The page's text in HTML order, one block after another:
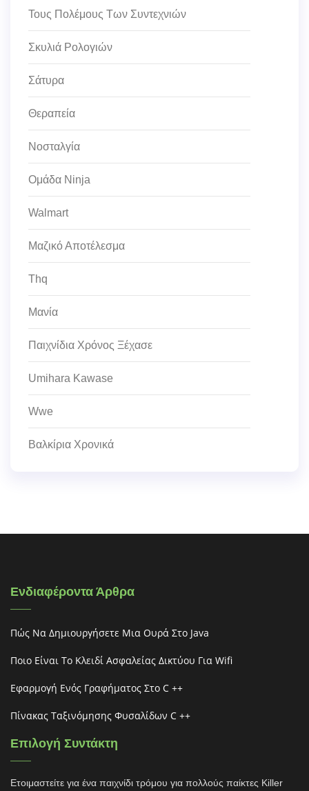
Τους Πολέμους Των Συντεχνιών
Σκυλιά Ρολογιών
Σάτυρα
Θεραπεία
Νοσταλγία
Ομάδα Ninja
Walmart
Μαζικό Αποτέλεσμα
Thq
Μανία
Παιχνίδια Χρόνος Ξέχασε
Umihara Kawase
Wwe
Βαλκίρια Χρονικά
Ενδιαφέροντα Άρθρα
Πώς Να Δημιουργήσετε Μια Ουρά Στο Java
Ποιο Είναι Το Κλειδί Ασφαλείας Δικτύου Για Wifi
Εφαρμογή Ενός Γραφήματος Στο C ++
Πίνακας Ταξινόμησης Φυσαλίδων C ++
Επιλογή Συντάκτη
Ετοιμαστείτε για ένα παιχνίδι τρόμου για πολλούς παίκτες Killer